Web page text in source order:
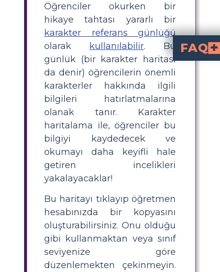
Öğrenciler okurken bir
hikaye tahtası yararlı bir
karakter referans günlüğü
olarak
kullanılabilir. Bu
günlük (bir karakter haritası
da denir) öğrencilerin önemli
karakterler hakkında ilgili
bilgileri hatırlatmalarına
olanak tanır. Karakter
haritalama ile, öğrenciler bu
bilgiyi kaydedecek ve
okumayı daha keyifli hale
getiren incelikleri
yakalayacaklar!
Bu haritayı tıklayıp öğretmen
hesabınızda bir kopyasını
oluşturabilirsiniz. Onu olduğu
gibi kullanmaktan veya sınıf
seviyenize göre
düzenlemekten çekinmeyin.
FAQ